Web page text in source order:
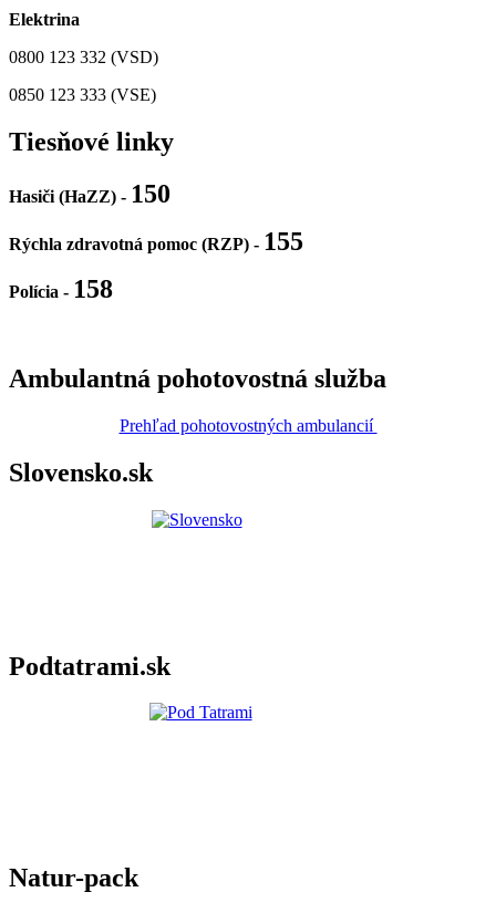
Elektrina
0800 123 332 (VSD)
0850 123 333 (VSE)
Tiesňové linky
Hasiči (HaZZ) - 150
Rýchla zdravotná pomoc (RZP) - 155
Polícia - 158
Ambulantná pohotovostná služba
Prehľad pohotovostných ambulancií
Slovensko.sk
Podtatrami.sk
Natur-pack